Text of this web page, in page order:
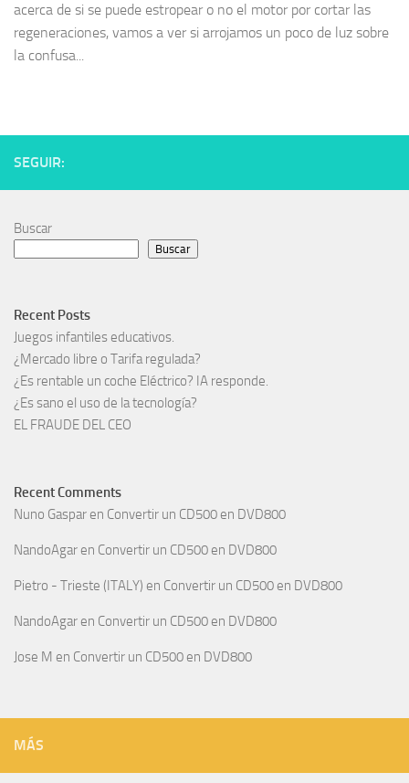
acerca de si se puede estropear o no el motor por cortar las
regeneraciones, vamos a ver si arrojamos un poco de luz sobre
la confusa...
SEGUIR:
Buscar
Buscar
Recent Posts
Juegos infantiles educativos.
¿Mercado libre o Tarifa regulada?
¿Es rentable un coche Eléctrico? IA responde.
¿Es sano el uso de la tecnología?
EL FRAUDE DEL CEO
Recent Comments
Nuno Gaspar en Convertir un CD500 en DVD800
NandoAgar en Convertir un CD500 en DVD800
Pietro - Trieste (ITALY) en Convertir un CD500 en DVD800
NandoAgar en Convertir un CD500 en DVD800
Jose M en Convertir un CD500 en DVD800
MÁS